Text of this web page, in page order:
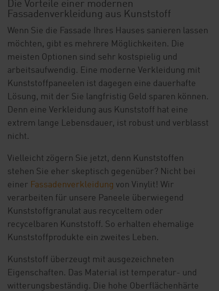
Die Vorteile einer modernen
Fassadenverkleidung aus Kunststoff
Wenn Sie die Fassade Ihres Hauses sanieren lassen
möchten, gibt es mehrere Möglichkeiten. Die
meisten Optionen sind sehr kostspielig und
arbeitsaufwendig. Eine moderne Verkleidung mit
Kunststoffpaneelen ist dagegen eine dauerhafte
Lösung, mit der Sie langfristig Geld sparen können.
Denn eine Verkleidung aus Kunststoff hat eine
extrem lange Lebensdauer, ist robust und verblasst
nicht.
Vielleicht zögern Sie jetzt, denn Kunststoffen
stehen Sie eher skeptisch gegenüber? Nicht bei
einer Fassadenverkleidung von Vinylit! Wir
verarbeiten für unsere Paneele überwiegend
Kunststoffgranulat aus recyceltem oder
recycelbaren Kunststoff. So erhalten ehemalige
Kunststoffprodukte ein zweites Leben.
Kunststoff überzeugt mit ausgezeichneten
Eigenschaften. Das Material ist temperatur- und
witterungsbeständig. Die hohe Oberflächenhärte